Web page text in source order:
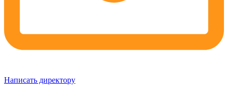
Написать директору